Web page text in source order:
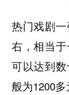
热门戏剧
右，相当
可以达到
般为1200